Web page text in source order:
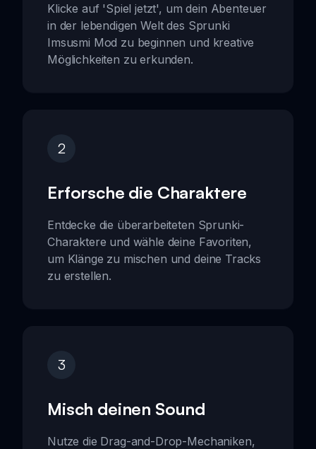
Klicke auf 'Spiel jetzt', um dein Abenteuer
in der lebendigen Welt des Sprunki
Imsusmi Mod zu beginnen und kreative
Möglichkeiten zu erkunden.
2
Erforsche die Charaktere
Entdecke die überarbeiteten Sprunki-
Charaktere und wähle deine Favoriten,
um Klänge zu mischen und deine Tracks
zu erstellen.
3
Misch deinen Sound
Nutze die Drag-and-Drop-Mechaniken,